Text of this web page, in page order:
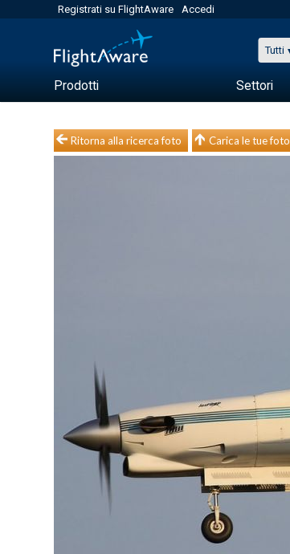
Registrati su FlightAware Accedi
Tutti
Prodotti Settori
Ritorna alla ricerca foto Carica le tue foto